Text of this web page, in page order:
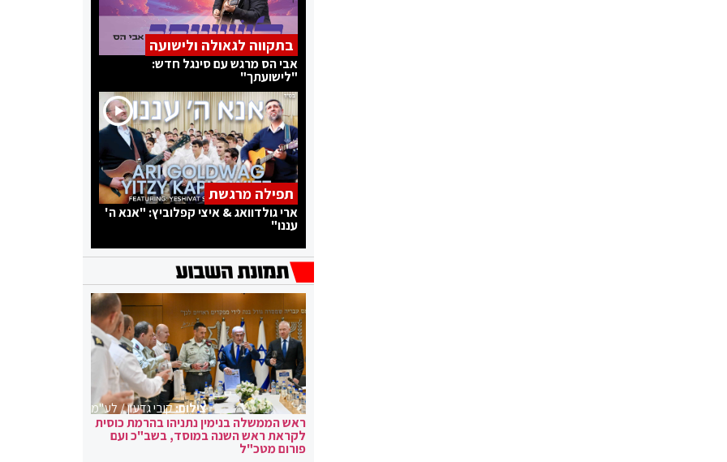
בתקווה לגאולה ולישועה
אבי הס מרגש עם סינגל חדש:
"לישועתך"
תפילה מרגשת
ארי גולדוואג & איצי קפלוביץ: "אנא ה'
עננו"
צילום:קובי גדעון / לע"מ
ראש הממשלה בנימין נתניהו בהרמת כוסית
לקראת ראש השנה במוסד, בשב"כ ועם
פורום מטכ"ל